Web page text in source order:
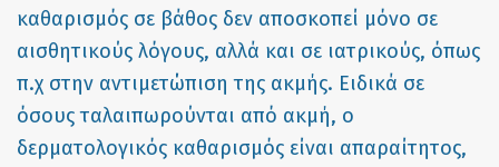
καθαρισμός σε βάθος δεν αποσκοπεί μόνο σε
αισθητικούς λόγους, αλλά και σε ιατρικούς, όπως
π.χ στην αντιμετώπιση της ακμής. Ειδικά σε
όσους ταλαιπωρούνται από ακμή, ο
δερματολογικός καθαρισμός είναι απαραίτητος,